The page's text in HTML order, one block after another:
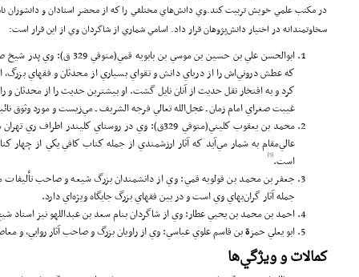
در مكتب علمي خويش تربيت كند.وي دانش‌هاي مختلفي را كه از محضر استادان و دانشوران
سخاوتمندانه در اختيار دانش‌پژوهان قرار داد. اسامي شماري از شاگردان وي از اين قرار است:
ابوالحسن علي بن حسين بن موسي
كه عطش دروني‌اش را از درياي دانش و تقواي بسياري از محدثان و فقهاي
كرد و به افتخار نقل حديث از آنان نايل گشت. او بيشترين حديث را از محدثان و
غيبت صغراي امام زمان ـ عجل‌الله تعالي فرجه الشريف ـ مي‌زيست و مورد وثوق
محمد بن يعقوب كليني(متوفي 329ق): وي در روستاي
عالي‌مقام به شمار مي‌آيد كه آثار ارزشمندي از جمله كتاب كافي يكي از چهار
است.[5]
جعفر بن محمد بن قولويه قمي: وي از دانشمندان بزرگ شيعه و صاحب تأليفات
جمله آثار گران‌بهاي وي است و در بين فقهاي بزرگ جايگاه ويژه‌اي دارد.
احمد بن محمد بن يحيي عطار: وي از شاگردان بنام سعد بن عبداللهو نيز
ابو يعلي حمزةبن قاسم علوي عباسي: وي از راويان بزرگ و صاحب آثار روايي، و
كمالات و ويژگي‌ها